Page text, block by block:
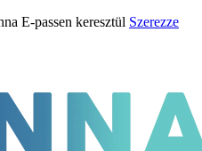
E-passen keresztül Szerezze